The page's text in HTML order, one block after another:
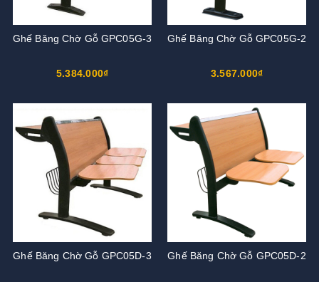
Ghế Băng Chờ Gỗ GPC05G-3
5.384.000₫
Ghế Băng Chờ Gỗ GPC05G-2
3.567.000₫
Ghế Băng Chờ Gỗ GPC05D-3 Ghế Băng Chờ Gỗ GPC05D-2